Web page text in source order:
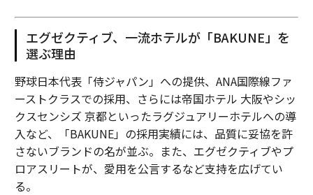
エグゼクティブ、一流ホテルが「BAKUNE」を
選ぶ理由
野球日本代表「侍ジャパン」への提供、ANA国際線ファ
ーストクラスでの採用、さらには帝国ホテル 大阪やシッ
クスセンシズ 京都といったラグジュアリーホテルへの導
入など、「BAKUNE」の採用実績には、品質に妥協を許
さないブランドの名が並ぶ。また、エグゼクティブやプ
ロアスリートが、愛用を公言するなど支持を広げてい
る。